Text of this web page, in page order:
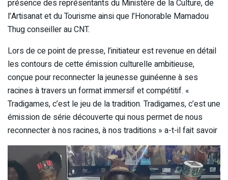
présence des représentants du Ministère de la Culture, de
l’Artisanat et du Tourisme ainsi que l’Honorable Mamadou
Thug conseiller au CNT.
Lors de ce point de presse, l’initiateur est revenue en détail
les contours de cette émission culturelle ambitieuse,
conçue pour reconnecter la jeunesse guinéenne à ses
racines à travers un format immersif et compétitif. «
Tradigames, c’est le jeu de la tradition. Tradigames, c’est une
émission de série découverte qui nous permet de nous
reconnecter à nos racines, à nos traditions » a-t-il fait savoir